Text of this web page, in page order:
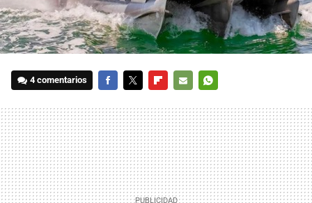
4 comentarios
MAIL